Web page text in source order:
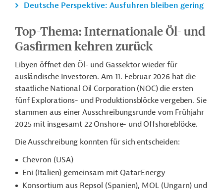
Deutsche Perspektive: Ausfuhren bleiben gering
Top-Thema: Internationale Öl- und
Gasfirmen kehren zurück
Libyen öffnet den Öl- und Gassektor wieder für
ausländische Investoren. Am 11. Februar 2026 hat die
staatliche National Oil Corporation (NOC) die ersten
fünf Explorations- und Produktionsblöcke vergeben. Sie
stammen aus einer Ausschreibungsrunde vom Frühjahr
2025 mit insgesamt 22 Onshore- und Offshoreblöcke.
Die Ausschreibung konnten für sich entscheiden:
Chevron (USA)
Eni (Italien) gemeinsam mit QatarEnergy
Konsortium aus Repsol (Spanien), MOL (Ungarn) und